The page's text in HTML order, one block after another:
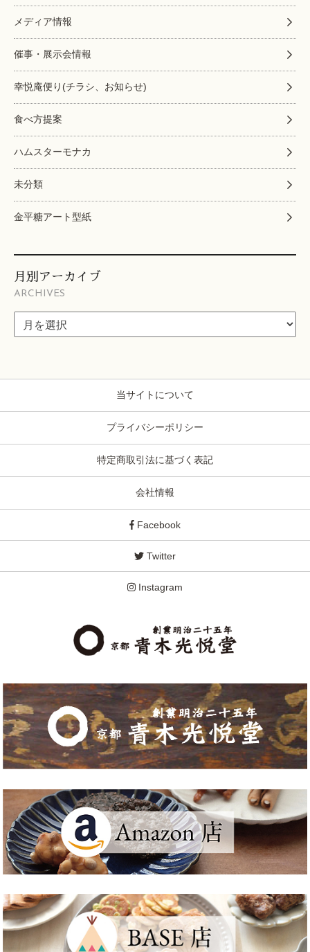
メディア情報
催事・展示会情報
幸悦庵便り(チラシ、お知らせ)
食べ方提案
ハムスターモナカ
未分類
金平糖アート型紙
月別アーカイブ
ARCHIVES
当サイトについて
プライバシーポリシー
特定商取引法に基づく表記
会社情報
Facebook
Twitter
Instagram